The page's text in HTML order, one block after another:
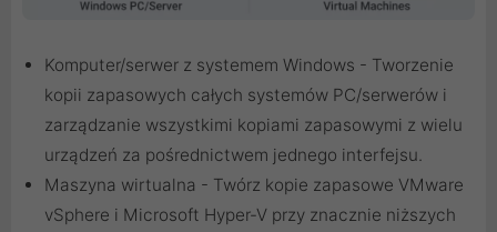
Komputer/serwer z systemem Windows - Tworzenie
kopii zapasowych całych systemów PC/serwerów i
zarządzanie wszystkimi kopiami zapasowymi z wielu
urządzeń za pośrednictwem jednego interfejsu.
Maszyna wirtualna - Twórz kopie zapasowe VMware
vSphere i Microsoft Hyper-V przy znacznie niższych